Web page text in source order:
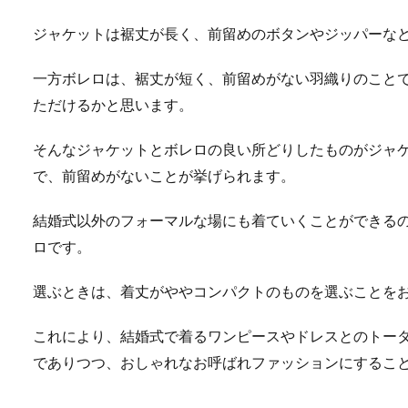
ジャケットは裾丈が長く、前留めのボタンやジッパーな
一方ボレロは、裾丈が短く、前留めがない羽織りのこと
ただけるかと思います。
そんなジャケットとボレロの良い所どりしたものがジ
で、前留めがないことが挙げられます。
結婚式以外のフォーマルな場にも着ていくことができる
ロです。
選ぶときは、着丈がややコンパクトのものを選ぶことを
これにより、結婚式で着るワンピースやドレスとのト
でありつつ、おしゃれなお呼ばれファッションにするこ